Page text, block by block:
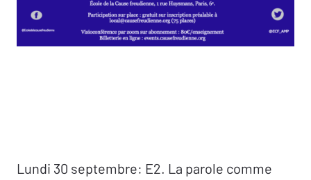
Lundi 30 septembre: E2. La parole comme